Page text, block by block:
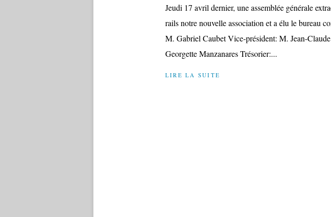
Jeudi 17 avril dernier, une assemblée générale
rails notre nouvelle association et a élu le bureau
M. Gabriel Caubet Vice-président: M. Jean-
Georgette Manzanares Trésorier:...
LIRE LA SUITE